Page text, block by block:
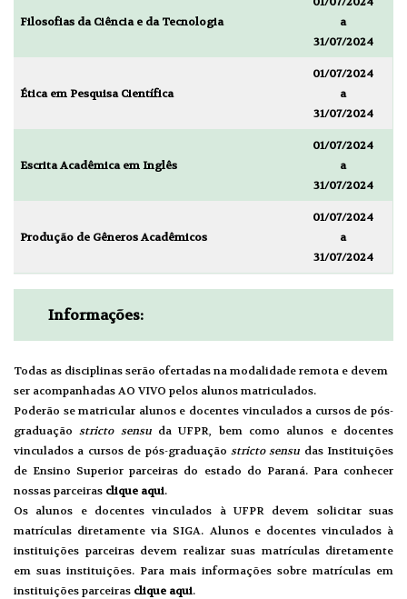
Filosofias da Ciência e da Tecnologia
a
31/07/2024
Ética em Pesquisa Científica
01/07/2024
a
31/07/2024
Escrita Acadêmica em Inglês
01/07/2024
a
31/07/2024
Produção de Gêneros Acadêmicos
01/07/2024
a
31/07/2024
Informações:
Todas as disciplinas serão ofertadas na modalidade remota e devem
ser acompanhadas AO VIVO pelos alunos matriculados.
Poderão se matricular alunos e docentes vinculados a cursos de pós-
graduaçãostricto sensuda UFPR, bem como alunos e docentes
vinculados a cursos de pós-graduação stricto sensu das Instituições
de Ensino Superior parceiras do estado do Paraná. Para conhecer
nossas parceiras clique aqui.
Os alunos e docentes vinculados à UFPR devem solicitar suas
matrículas diretamente via SIGA. Alunos e docentes vinculados à
instituições parceiras devem realizar suas matrículas diretamente
em suas instituições. Para mais informações sobre matrículas em
instituições parceiras clique aqui.